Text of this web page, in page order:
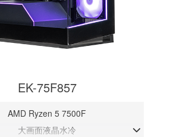
EK-75F857
AMD Ryzen 5 7500F
大画面液晶水冷